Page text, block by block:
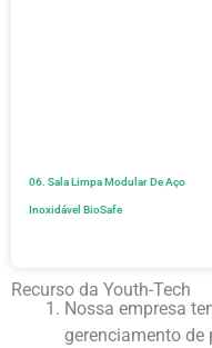
06. Sala Limpa Modular De Aço
Inoxidável BioSafe
Recurso da Youth-Tech
Nossa empresa
gerenciamento